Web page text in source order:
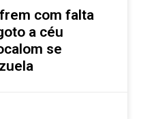
com falta
a céu
se